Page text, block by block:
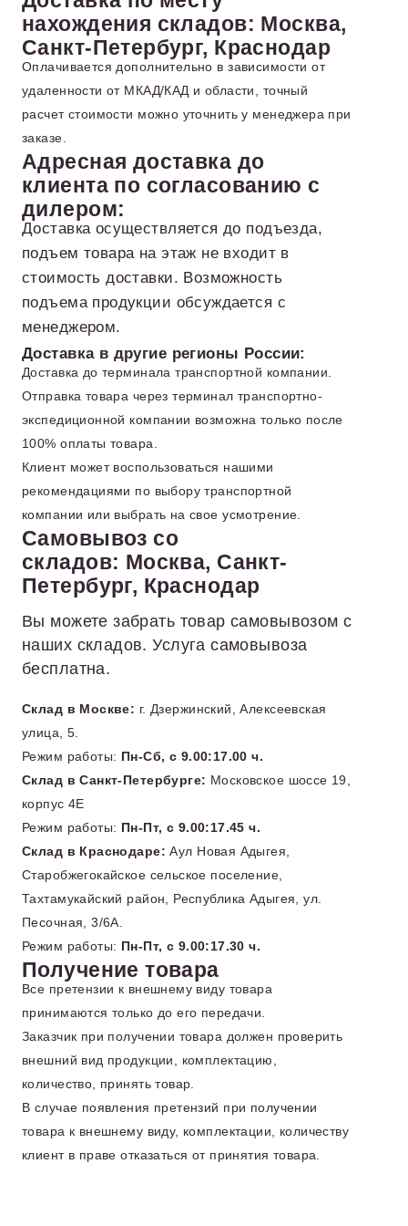
нахождения складов: Москва,
Санкт-Петербург, Краснодар
Оплачивается дополнительно в зависимости от
удаленности от МКАД/КАД и области, точный
расчет стоимости можно уточнить у менеджера при
заказе.
Адресная доставка до
клиента по согласованию с
дилером:
Доставка осуществляется до подъезда,
подъем товара на этаж не входит в
стоимость доставки. Возможность
подъема продукции обсуждается с
менеджером.
Доставка в другие регионы России:
Доставка до терминала транспортной компании.
Отправка товара через терминал транспортно-
экспедиционной компании возможна только после
100% оплаты товара.
Клиент может воспользоваться нашими
рекомендациями по выбору транспортной
компании или выбрать на свое усмотрение.
Самовывоз со
складов: Москва, Санкт-
Петербург, Краснодар
Вы можете забрать товар самовывозом с
наших складов. Услуга самовывоза
бесплатна.
Склад в Москве: г. Дзержинский, Алексеевская
улица, 5.
Режим работы: Пн-Сб, с 9.00:17.00 ч.
Склад в Санкт-Петербурге: Московское шоссе 19,
корпус 4Е
Режим работы: Пн-Пт, с 9.00:17.45 ч.
Склад в Краснодаре: Аул Новая Адыгея,
Старобжегокайское сельское поселение,
Тахтамукайский район, Республика Адыгея, ул.
Песочная, 3/6А.
Режим работы: Пн-Пт, с 9.00:17.30 ч.
Получение товара
Все претензии к внешнему виду товара
принимаются только до его передачи.
Заказчик при получении товара должен проверить
внешний вид продукции, комплектацию,
количество, принять товар.
В случае появления претензий при получении
товара к внешнему виду, комплектации, количеству
клиент в праве отказаться от принятия товара.